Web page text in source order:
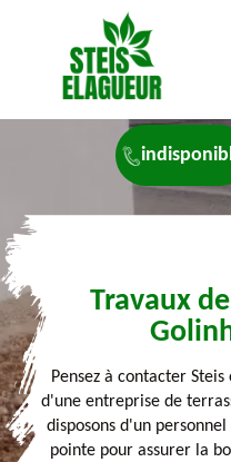
Travaux
Pensez à contacter
d'une entreprise de
disposons d'un
pointe pour assurer la